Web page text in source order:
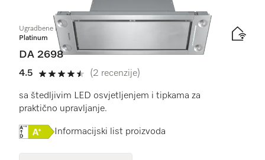
Ugradbene nape
Platinum
DA 2698
4.5
4.5 od 5
(2 recenzije)
sa štedljivim LED osvjetljenjem i tipkama za
praktično upravljanje.
Online Label Flag, Energetska naljepnica
Informacijski list proizvoda